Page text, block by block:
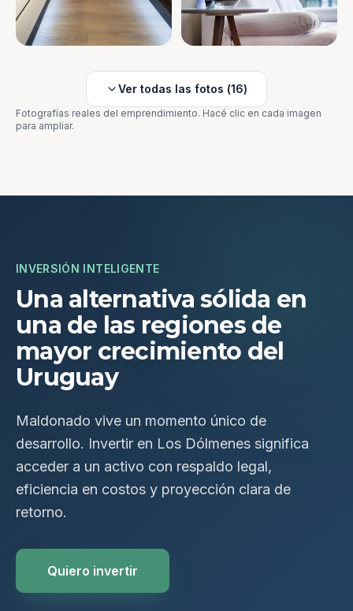
Ver todas las fotos (16)
Fotografías reales del emprendimiento. Hacé clic en cada imagen
para ampliar.
INVERSIÓN INTELIGENTE
Una alternativa sólida en
una de las regiones de
mayor crecimiento del
Uruguay
Maldonado vive un momento único de
desarrollo. Invertir en Los Dólmenes significa
acceder a un activo con respaldo legal,
eficiencia en costos y proyección clara de
retorno.
Quiero invertir